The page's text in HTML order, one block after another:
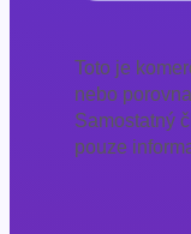
Toto je
nebo
Samostatný
pouze